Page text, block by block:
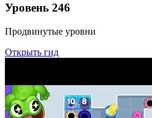
Уровень 246
Продвинутые уровни
Открыть гид